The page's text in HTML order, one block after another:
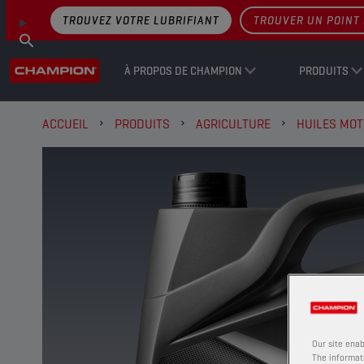
À PROPOS DE CHAMPION PRODUITS
TROUVEZ VOTRE LUBRIFIANT TROUVER UN POINT
ACCUEIL PRODUITS AGRICULTURE HUILES
Our site
The